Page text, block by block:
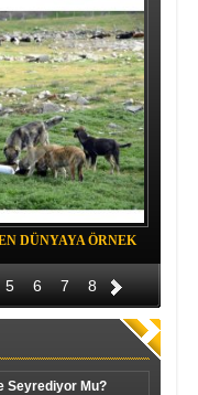
DÜNYAYA ÖRNEK
5 6 7 8
Seyrediyor Mu?